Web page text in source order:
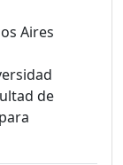
Aires
de